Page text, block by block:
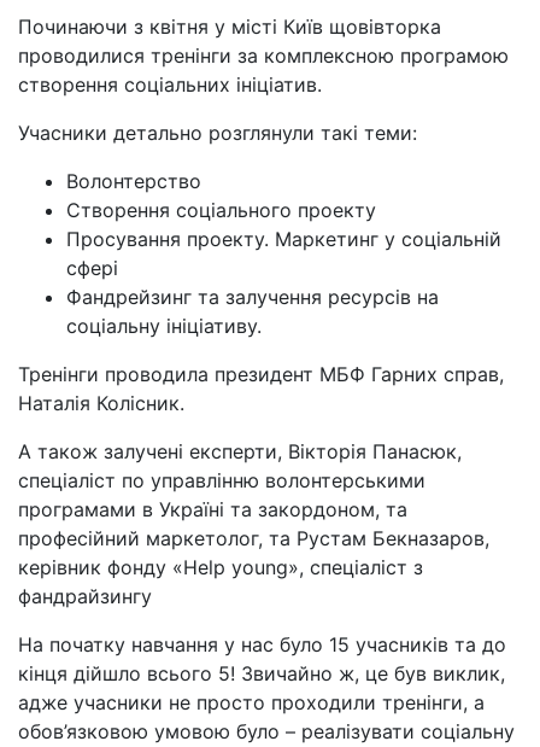
Починаючи з квітня у місті Київ щовівторка
проводилися тренінги за комплексною програмою
створення соціальних ініціатив.
Учасники детально розглянули такі теми:
Волонтерство
Створення соціального проекту
Просування проекту. Маркетинг у соціальній
сфері
Фандрейзинг та залучення ресурсів на
соціальну ініціативу.
Тренінги проводила президент МБФ Гарних справ,
Наталія Колісник.
А також залучені експерти, Вікторія Панасюк,
спеціаліст по управлінню волонтерськими
програмами в Україні та закордоном, та
професійний маркетолог, та Рустам Бекназаров,
керівник фонду «Help young», спеціаліст з
фандрайзингу
На початку навчання у нас було 15 учасників та до
кінця дійшло всього 5! Звичайно ж, це був виклик,
адже учасники не просто проходили тренінги, а
обов’язковою умовою було – реалізувати соціальну